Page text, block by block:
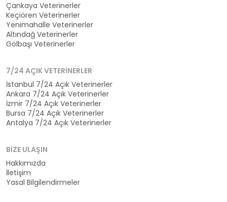
Çankaya Veterinerler
Keçiören Veterinerler
Yenimahalle Veterinerler
Altındağ Veterinerler
Gölbaşı Veterinerler
7/24 AÇIK VETERINERLER
İstanbul 7/24 Açık Veterinerler
Ankara 7/24 Açık Veterinerler
İzmir 7/24 Açık Veterinerler
Bursa 7/24 Açık Veterinerler
Antalya 7/24 Açık Veterinerler
BIZE ULAŞIN
Hakkımızda
İletişim
Yasal Bilgilendirmeler